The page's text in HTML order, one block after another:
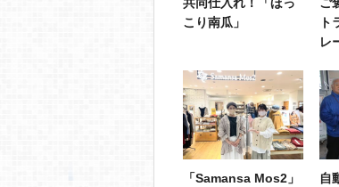
共同仕入れ！「ほっ
こり南瓜」
ご
ト
レ
「Samansa Mos2」
自